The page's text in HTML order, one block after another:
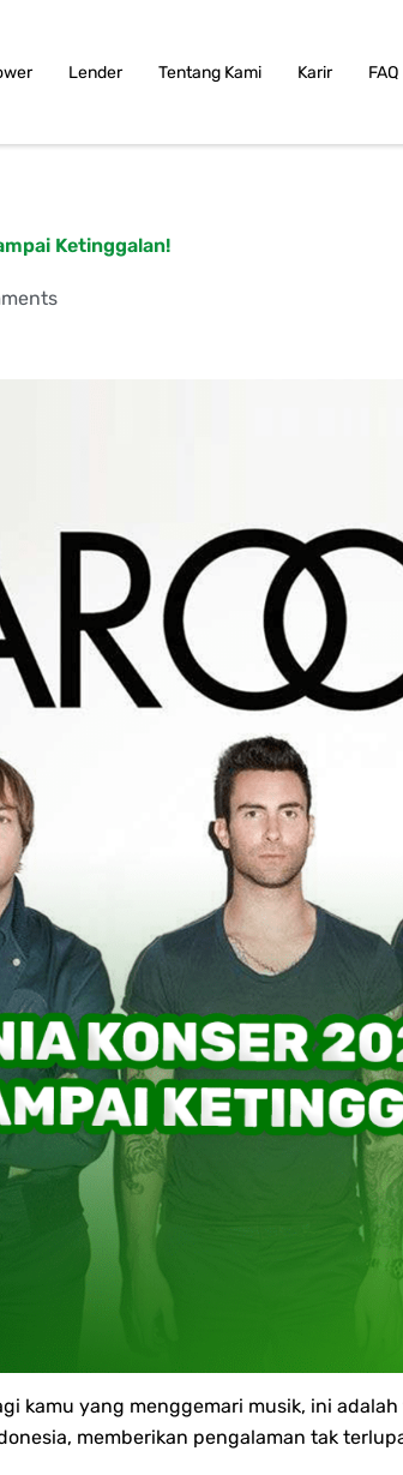
Lender Tentang Kami Karir FAQ
Ketinggalan!
kamu yang menggemari musik, ini
memberikan pengalaman tak